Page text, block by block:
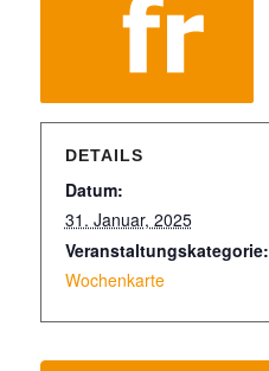
DETAILS
Datum:
31. Januar, 2025
Veranstaltungskategorie:
Wochenkarte